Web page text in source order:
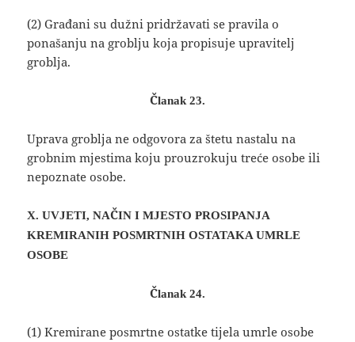
(2) Građani su dužni pridržavati se pravila o
ponašanju na groblju koja propisuje upravitelj
groblja.
Članak 23.
Uprava groblja ne odgovora za štetu nastalu na
grobnim mjestima koju prouzrokuju treće osobe ili
nepoznate osobe.
X. UVJETI, NAČIN I MJESTO PROSIPANJA
KREMIRANIH POSMRTNIH OSTATAKA UMRLE
OSOBE
Članak 24.
(1) Kremirane posmrtne ostatke tijela umrle osobe